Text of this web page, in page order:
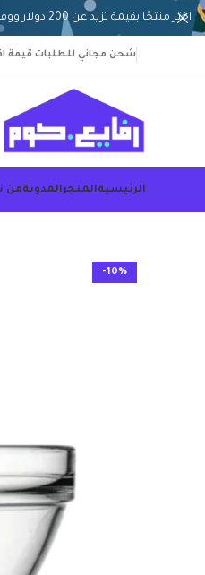
شحن مجاني للطلبات قيمة اكثر من
الرئيسيةالمتجرالمدونةمن
-10%
اختر منتجًا بقيمة تزيد عن 200 دولار ووفر 20%.